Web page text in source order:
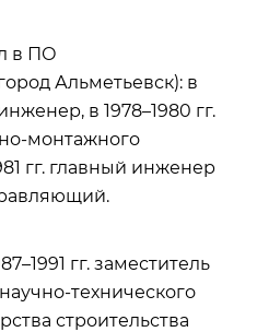
в ПО
Альметьевск): в
в 1978–1980 гг.
монтажного
гг. главный инженер
гг. заместитель
технического
строительства